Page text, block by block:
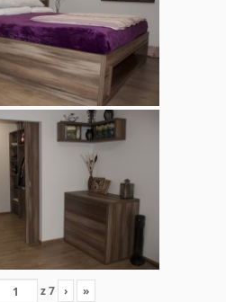
z7 › »